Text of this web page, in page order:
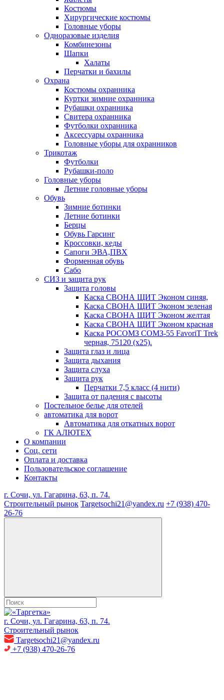
Костюмы
Хирургические костюмы
Головные уборы
Одноразовые изделия
Комбинезоны
Шапки
Халаты
Перчатки и бахилы
Охрана
Костюмы охранника
Куртки зимние охранника
Рубашки охранника
Свитера охранника
Футболки охранника
Аксессуары охранника
Головные уборы для охранников
Трикотаж
Футболки
Рубашки-поло
Головные уборы
Летние головные уборы
Обувь
Зимние ботинки
Летние ботинки
Берцы
Обувь Гарсинг
Кроссовки, кеды
Сапоги ЭВА,ПВХ
Форменная обувь
Сабо
СИЗ и защита рук
Защита головы
Каска СВОНА ЩИТ Эконом синяя,
Каска СВОНА ЩИТ Эконом зеленая
Каска СВОНА ЩИТ Эконом желтая
Каска СВОНА ЩИТ Эконом красная
Каска РОСОМЗ СОМЗ-55 FavoriT Trek
черная, 75120 (х25).
Защита глаз и лица
Защита дыхания
Защита слуха
Защита рук
Перчатки 7,5 класс (4 нити)
Защита от падения с высоты
Постельное белье для отелей
автоматика для ворот
Автоматика для откатных ворот
ГК АЛЮТЕХ
О компании
Соц. сети
Оплата и доставка
Пользовательское соглашение
Контакты
г. Сочи, ул. Гагарина, 63, п. 74.
Строительный рынок Targetsochi21@yandex.ru +7 (938) 470-
26-76
г. Сочи, ул. Гагарина, 63, п. 74.
Строительный рынок
Targetsochi21@yandex.ru
+7 (938) 470-26-76